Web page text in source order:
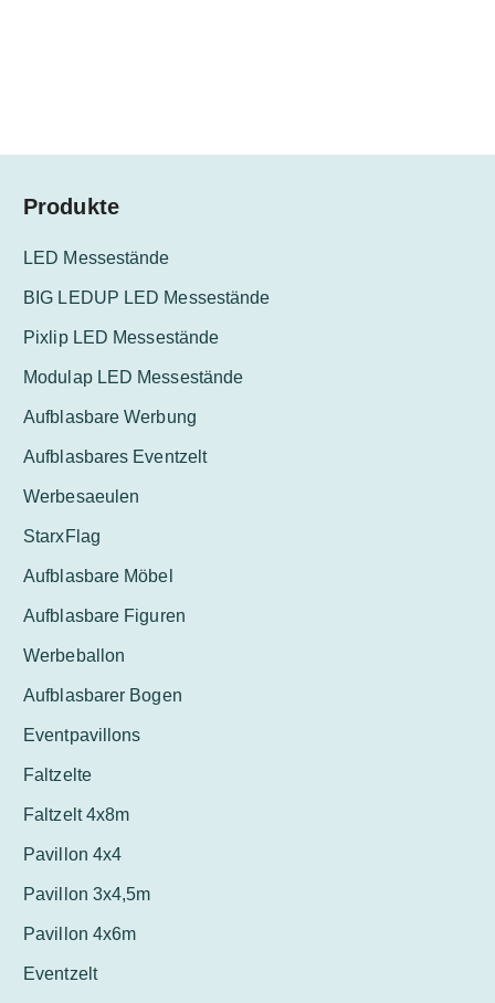
Produkte
LED Messestände
BIG LEDUP LED Messestände
Pixlip LED Messestände
Modulap LED Messestände
Aufblasbare Werbung
Aufblasbares Eventzelt
Werbesaeulen
StarxFlag
Aufblasbare Möbel
Aufblasbare Figuren
Werbeballon
Aufblasbarer Bogen
Eventpavillons
Faltzelte
Faltzelt 4x8m
Pavillon 4x4
Pavillon 3x4,5m
Pavillon 4x6m
Eventzelt